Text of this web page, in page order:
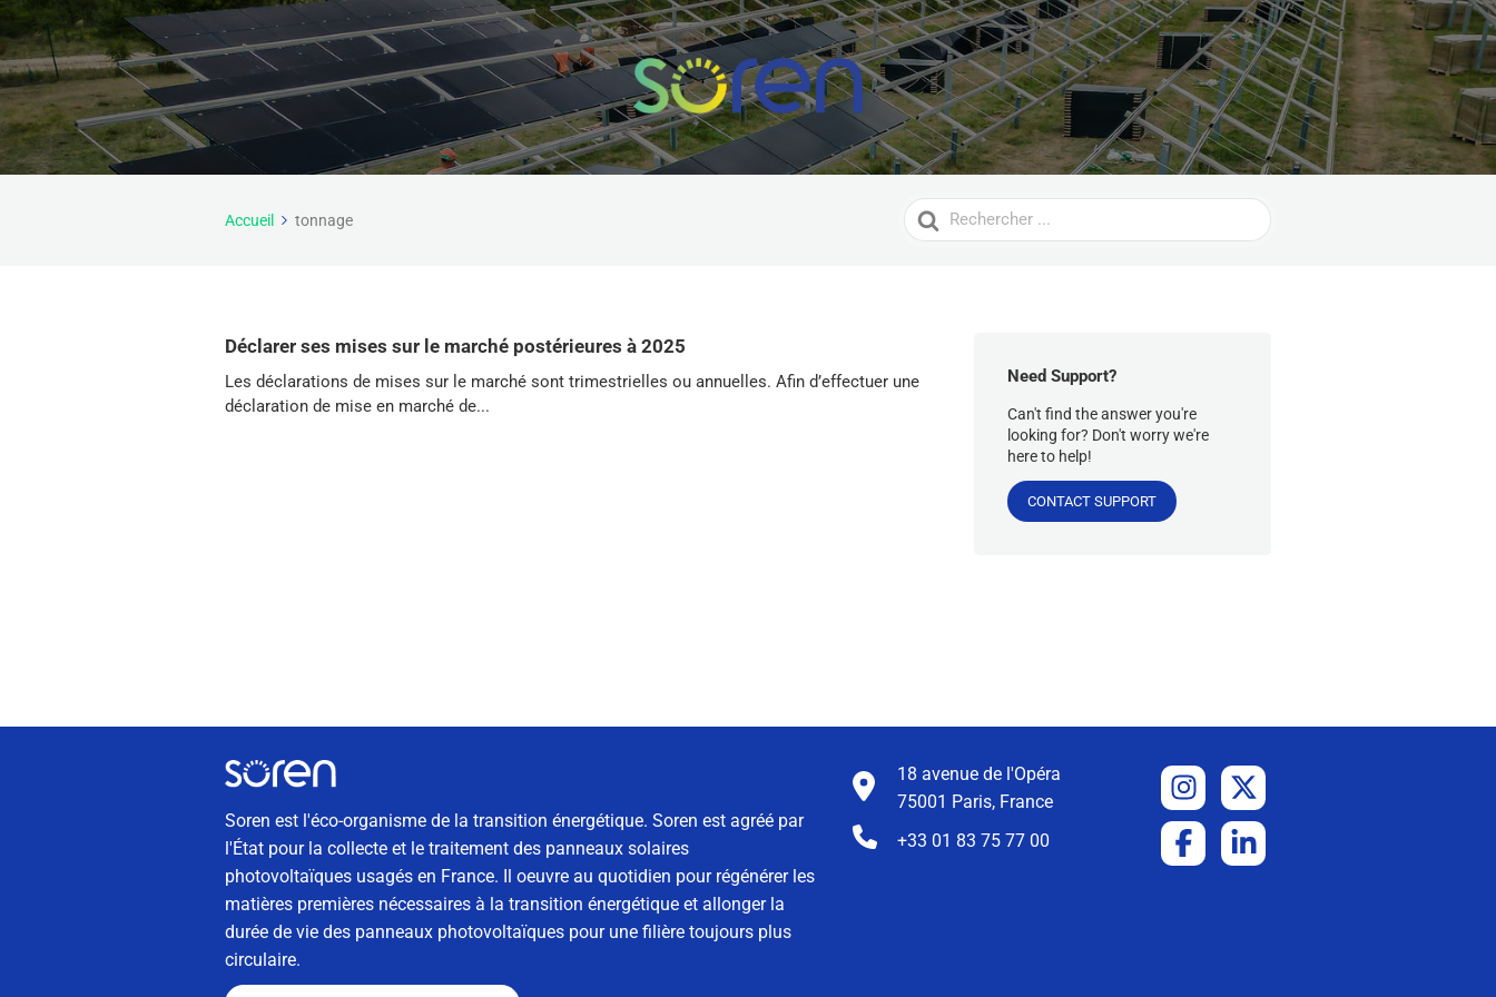
Accueil tonnage
Search
For
Déclarer ses mises sur le marché postérieures à 2025
Les déclarations de mises sur le marché sont trimestrielles ou annuelles. Afin d’effectuer une
déclaration de mise en marché de...
Need Support?
Can't find the answer you're
looking for? Don't worry we're
here to help!
CONTACT SUPPORT
Soren est l'éco-organisme de la transition énergétique. Soren est agréé par
l'État pour la collecte et le traitement des panneaux solaires
photovoltaïques usagés en France. Il oeuvre au quotidien pour régénérer les
matières premières nécessaires à la transition énergétique et allonger la
durée de vie des panneaux photovoltaïques pour une filière toujours plus
circulaire.
18 avenue de l'Opéra
75001 Paris, France
+33 01 83 75 77 00